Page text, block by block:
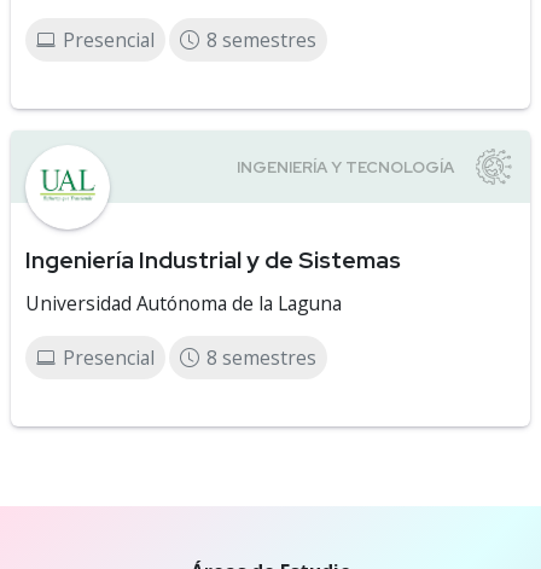
Presencial 8 semestres
Ingeniería Industrial y de Sistemas
Universidad Autónoma de la Laguna
Presencial 8 semestres